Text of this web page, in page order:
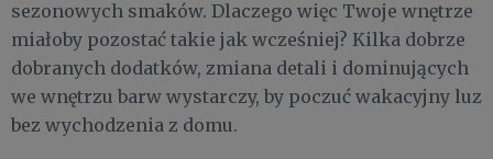
sezonowych smaków. Dlaczego więc Twoje wnętrze
miałoby pozostać takie jak wcześniej? Kilka dobrze
dobranych dodatków, zmiana detali i dominujących
we wnętrzu barw wystarczy, by poczuć wakacyjny luz
bez wychodzenia z domu.